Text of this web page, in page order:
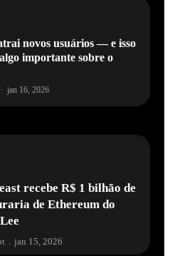
novos usuários — e isso
importante sobre o
· jan 16, 2026
recebe R$ 1 bilhão de
de Ethereum do
jan 15, 2026